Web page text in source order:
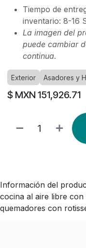
Tiempo de
inventario: 8-16
La imagen del
puede cambiar
continua.
Exterior Asadores y
$ MXN 151,926.71
Información del
cocina al aire libre con
quemadores con